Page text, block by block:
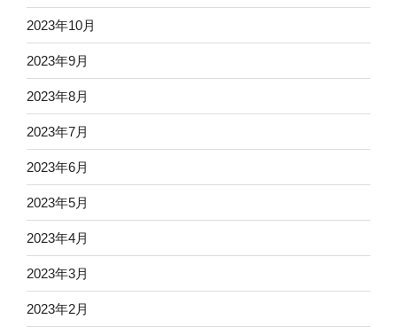
2023年10月
2023年9月
2023年8月
2023年7月
2023年6月
2023年5月
2023年4月
2023年3月
2023年2月